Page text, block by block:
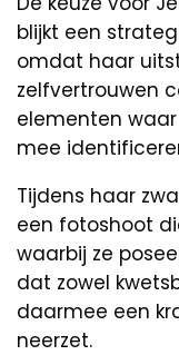
blijkt een
omdat haar
zelfvertrouwen
elementen
mee
Tijdens haar
een fotoshoot
waarbij ze
dat zowel
daarmee een
neerzet.